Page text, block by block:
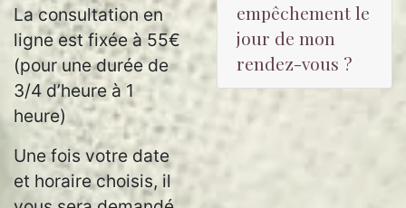
La consultation en
ligne est fixée à 55€
(pour une durée de
3/4 d’heure à 1
heure)
Une fois votre date
et horaire choisis, il
empêchement le
jour de mon
rendez-vous ?